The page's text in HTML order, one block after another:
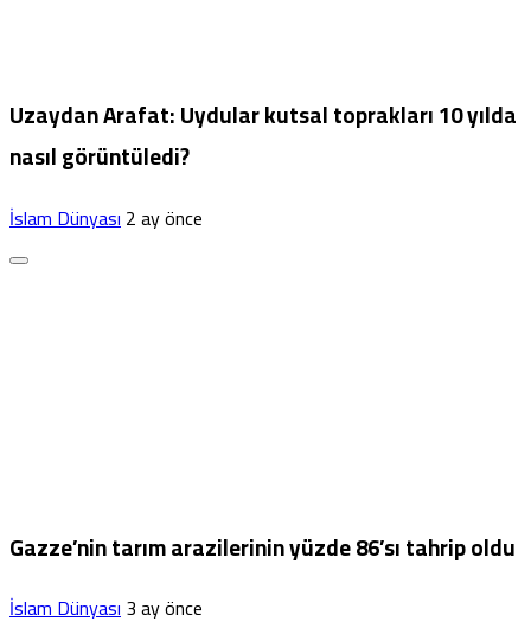
Uzaydan Arafat: Uydular kutsal toprakları 10 yılda
nasıl görüntüledi?
İslam Dünyası2 ay önce
Gazze’nin tarım arazilerinin yüzde 86’sı tahrip oldu
İslam Dünyası3 ay önce